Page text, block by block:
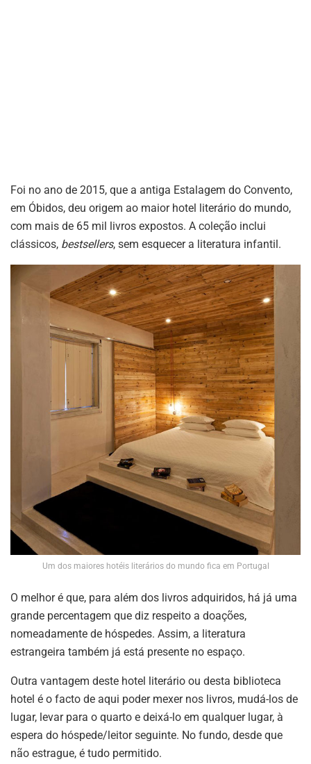
Foi no ano de 2015, que a antiga Estalagem do Convento,
em Óbidos, deu origem ao maior hotel literário do mundo,
com mais de 65 mil livros expostos. A coleção inclui
clássicos, bestsellers, sem esquecer a literatura infantil.
Um dos maiores hotéis literários do mundo fica em Portugal
O melhor é que, para além dos livros adquiridos, há já uma
grande percentagem que diz respeito a doações,
nomeadamente de hóspedes. Assim, a literatura
estrangeira também já está presente no espaço.
Outra vantagem deste hotel literário ou desta biblioteca
hotel é o facto de aqui poder mexer nos livros, mudá-los de
lugar, levar para o quarto e deixá-lo em qualquer lugar, à
espera do hóspede/leitor seguinte. No fundo, desde que
não estrague, é tudo permitido.